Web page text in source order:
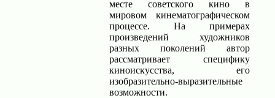
месте советского кино в
мировом кинематографическом
процессе. На примерах
произведений художников
разных поколений автор
рассматривает специфику
киноискусства, его
изобразительно-выразительные
возможности.